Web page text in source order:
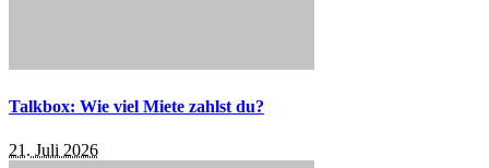
Talkbox: Wie viel Miete zahlst du?
21. Juli 2026